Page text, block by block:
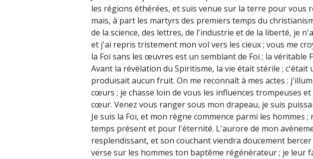
les régions éthérées, et suis venue sur la terre pour vous
mais, à part les martyrs des premiers temps du
de la science, des lettres, de l'industrie et de la liberté, je
et j'ai repris tristement mon vol vers les cieux ; vous me
la Foi sans les œuvres est un semblant de Foi ; la véritable
Avant la révélation du Spiritisme, la vie était stérile ;
produisait aucun fruit. On me reconnaît à mes actes :
cœurs ; je chasse loin de vous les influences trompeuses
cœur. Venez vous ranger sous mon drapeau, je suis
Je suis la Foi, et mon règne commence parmi les
temps présent et pour l'éternité. L'aurore de mon
resplendissant, et son couchant viendra doucement
verse sur les hommes ton baptême régénérateur ; je leur